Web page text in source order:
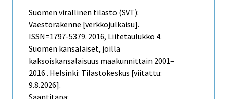
Suomen virallinen tilasto (SVT):
Väestörakenne [verkkojulkaisu].
ISSN=1797-5379. 2016, Liitetaulukko 4.
Suomen kansalaiset, joilla
kaksoiskansalaisuus maakunnittain 2001–
2016 . Helsinki: Tilastokeskus [viitattu:
9.8.2026].